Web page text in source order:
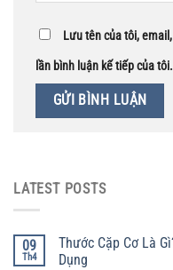
Lưu tên của tôi,
lần bình luận kế tiếp của tôi.
LATEST POSTS
09
Th4
Thước Cặp Cơ Là
Dụng